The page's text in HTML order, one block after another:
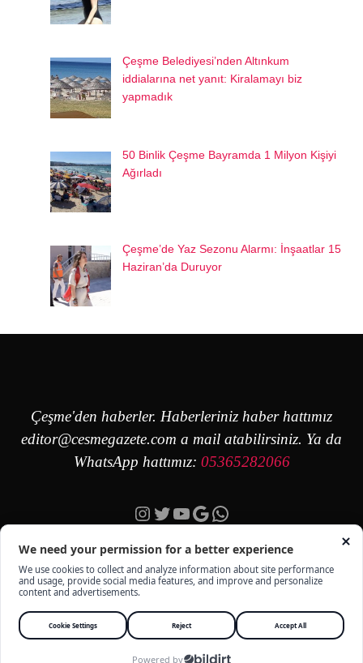
Çeşme Belediyesi’nden Altınkum
iddialarına net yanıt: Kiralamayı biz
yapmadık
50 Binlik Çeşme Bayramda 1 Milyon Kişiyi
Ağırladı
Çeşme’de Yaz Sezonu Alarmı: İnşaatlar 15
Haziran’da Duruyor
Çeşme'den haberler. Haberleriniz haber hattımız
editor@cesmegazete.com a mail atabilirsiniz. Ya da
WhatsApp hattımız: 05365282066
Instagram
Twitter
YouTube
Google
https://wa.me/
ÇEŞME GAZETE - TÜM HAKKI SAKLIDIR - KÜNYE